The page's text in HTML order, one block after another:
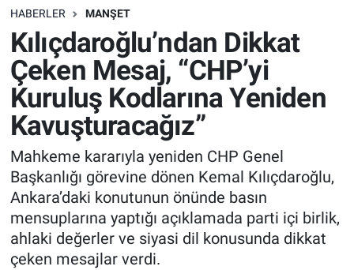
HABERLER MANŞET
Kılıçdaroğlu’ndan Dikkat
Çeken Mesaj, “CHP’yi
Kuruluş Kodlarına Yeniden
Kavuşturacağız”
Mahkeme kararıyla yeniden CHP Genel
Başkanlığı görevine dönen Kemal Kılıçdaroğlu,
Ankara’daki konutunun önünde basın
mensuplarına yaptığı açıklamada parti içi birlik,
ahlaki değerler ve siyasi dil konusunda dikkat
çeken mesajlar verdi.
Köşe Yazarları
Kültür Sanat
Manşet
Resmi İlanlar
Sağlık
Son Dakika
Spor